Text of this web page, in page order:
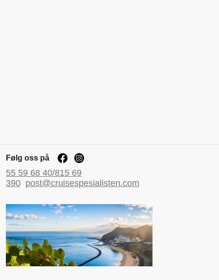
Følg oss på
55 59 68 40/815 69
390 post@cruisespesialisten.com